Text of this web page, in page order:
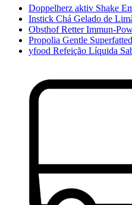
Doppelherz aktiv Shake
Instick Chá Gelado de
Obsthof Retter Immun-
Propolia Gentle
yfood Refeição Líquida